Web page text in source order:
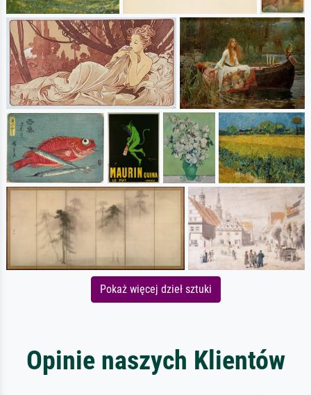
Pokaż więcej dzieł sztuki
Opinie naszych Klientów